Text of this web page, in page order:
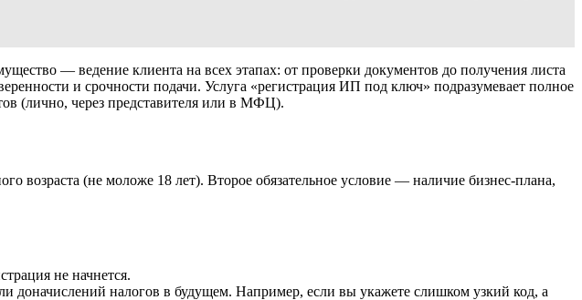
— ведение клиента на всех этапах: от проверки документов до получения листа
и срочности подачи. Услуга «регистрация ИП под ключ» подразумевает полное
(лично, через представителя или в МФЦ).
возраста (не моложе 18 лет). Второе обязательное условие — наличие бизнес-плана,
не начнется.
налогов в будущем. Например, если вы укажете слишком узкий код, а